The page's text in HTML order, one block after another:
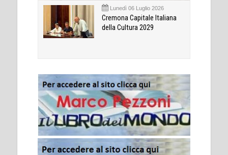
Lunedì 06 Luglio 2026
Cremona Capitale Italiana
della Cultura 2029